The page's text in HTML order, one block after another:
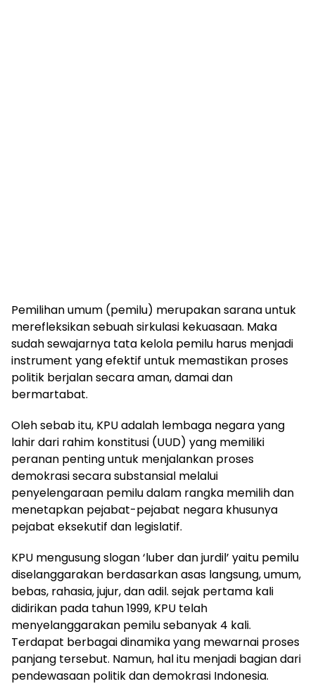
Pemilihan umum (pemilu) merupakan sarana untuk
merefleksikan sebuah sirkulasi kekuasaan. Maka
sudah sewajarnya tata kelola pemilu harus menjadi
instrument yang efektif untuk memastikan proses
politik berjalan secara aman, damai dan
bermartabat.
Oleh sebab itu, KPU adalah lembaga negara yang
lahir dari rahim konstitusi (UUD) yang memiliki
peranan penting untuk menjalankan proses
demokrasi secara substansial melalui
penyelengaraan pemilu dalam rangka memilih dan
menetapkan pejabat-pejabat negara khusunya
pejabat eksekutif dan legislatif.
KPU mengusung slogan ‘luber dan jurdil’ yaitu pemilu
diselanggarakan berdasarkan asas langsung, umum,
bebas, rahasia, jujur, dan adil. sejak pertama kali
didirikan pada tahun 1999, KPU telah
menyelanggarakan pemilu sebanyak 4 kali.
Terdapat berbagai dinamika yang mewarnai proses
panjang tersebut. Namun, hal itu menjadi bagian dari
pendewasaan politik dan demokrasi Indonesia.